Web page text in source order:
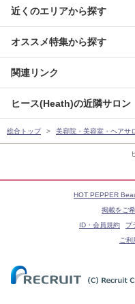
近くのエリアから探す
オススメ特集から探す
関連リンク
ヒース(Heath)の近隣サロン
総合トップ 美容院・美容室・ヘアサ
HOT PEPPER
掲載をご
ID・会員規約
プ
ご利